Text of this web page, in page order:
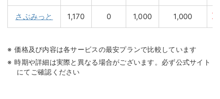
さぶみっと 1,170 0 1,000 1,000
価格及び内容は各サービスの最安プランで比較しています
時期や詳細は実際と異なる場合がございます。必ず公式サイト
にてご確認ください